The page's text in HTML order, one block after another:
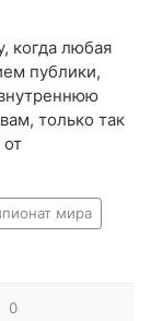
когда любая
публики,
только так
мира
0